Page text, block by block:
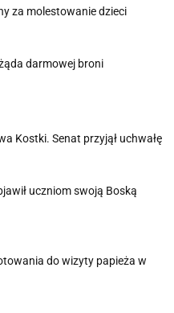
za molestowanie dzieci
darmowej broni
Kostki. Senat przyjął uchwałę
uczniom swoją Boską
do wizyty papieża w